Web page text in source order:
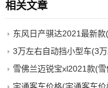
相关文章
东风日产骐达2021最新
3万左右自动挡小型车(3
雪佛兰迈锐宝xl2021款(